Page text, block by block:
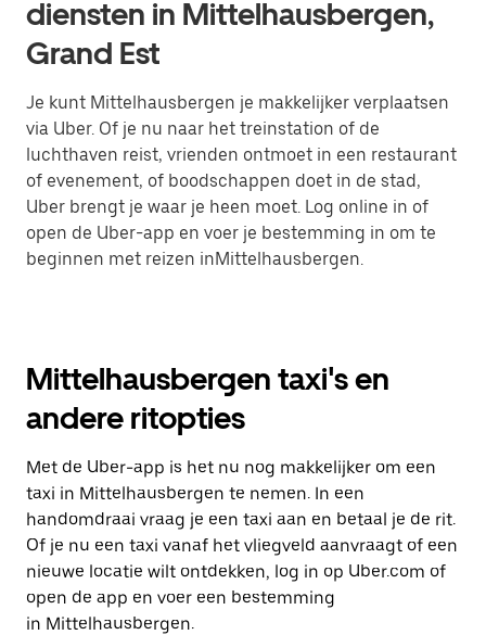
diensten in Mittelhausbergen,
Grand Est
Je kunt Mittelhausbergen je makkelijker verplaatsen
via Uber. Of je nu naar het treinstation of de
luchthaven reist, vrienden ontmoet in een restaurant
of evenement, of boodschappen doet in de stad,
Uber brengt je waar je heen moet. Log online in of
open de Uber-app en voer je bestemming in om te
beginnen met reizen inMittelhausbergen.
Mittelhausbergen taxi's en
andere ritopties
Met de Uber-app is het nu nog makkelijker om een
taxi in Mittelhausbergen te nemen. In een
handomdraai vraag je een taxi aan en betaal je de rit.
Of je nu een taxi vanaf het vliegveld aanvraagt of een
nieuwe locatie wilt ontdekken, log in op Uber.com of
open de app en voer een bestemming
in Mittelhausbergen.